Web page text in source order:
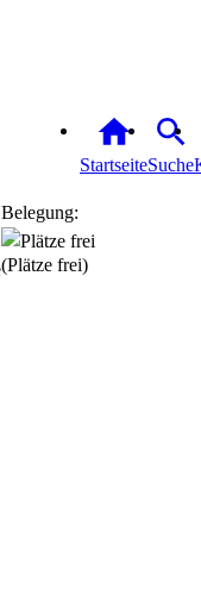
StartseiteSuche
Belegung:
(Plätze frei)